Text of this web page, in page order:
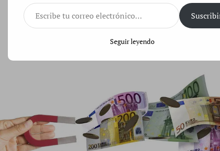
Lo que el BBVA no quiere que sepas sobre la
Escribe
tu
correo
electrónico…
Seguir leyendo